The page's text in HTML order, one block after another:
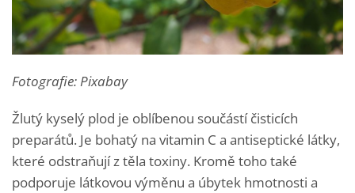
Fotografie: Pixabay
Žlutý kyselý plod je oblíbenou součástí čisticích
preparátů. Je bohatý na vitamin C a antiseptické látky,
které odstraňují z těla toxiny. Kromě toho také
podporuje látkovou výměnu a úbytek hmotnosti a